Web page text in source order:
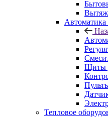
Автоматика
Щиты
Тепловое